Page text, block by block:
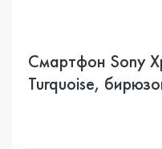
Смартфон Sony
Turquoise,